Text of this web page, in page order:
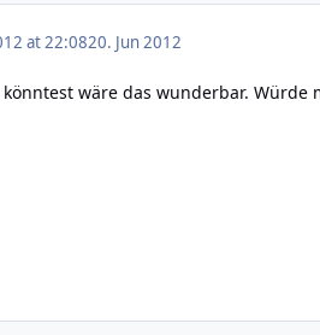
at 22:0820. Jun 2012
wäre das wunderbar.